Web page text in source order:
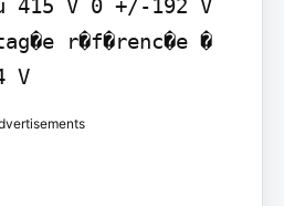
415 V 0 +/-192 V
r�f�renc�e �
V